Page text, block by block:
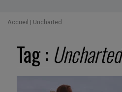
Accueil | Uncharted
Tag : Uncharted